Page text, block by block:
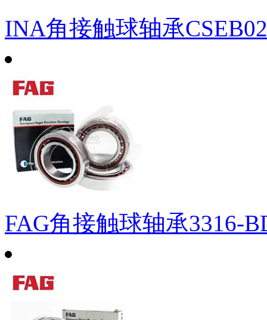
INA角接触球轴承
FAG角接触球轴承3316-